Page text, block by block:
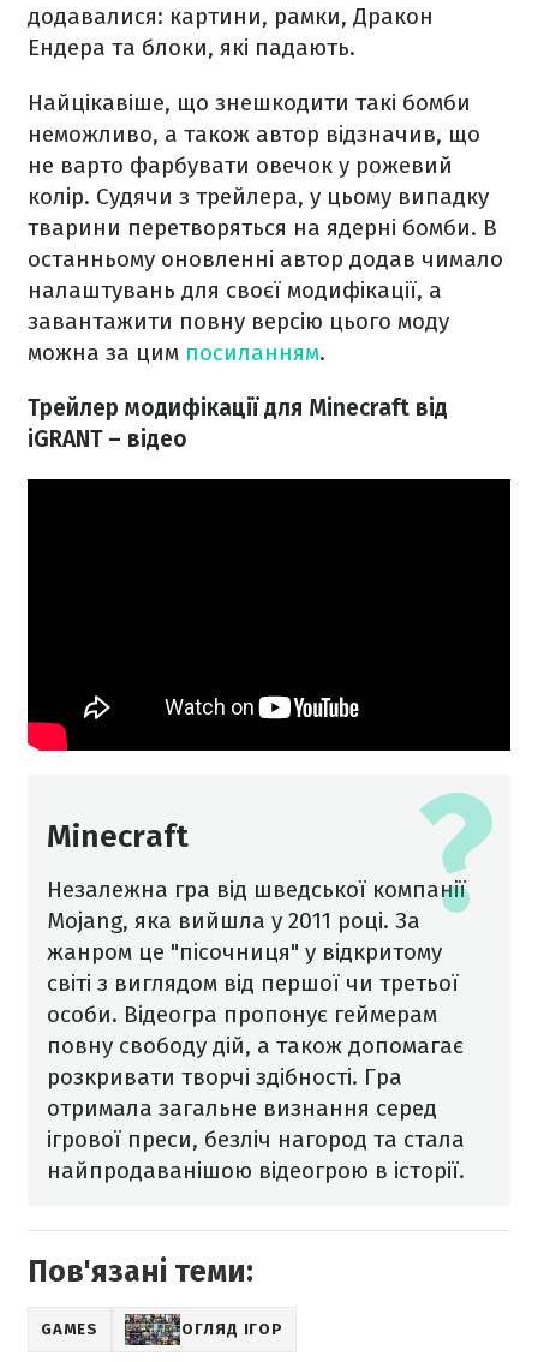
додавалися: картини, рамки, Дракон
Ендера та блоки, які падають.
Найцікавіше, що знешкодити такі бомби
неможливо, а також автор відзначив, що
не варто фарбувати овечок у рожевий
колір. Судячи з трейлера, у цьому випадку
тварини перетворяться на ядерні бомби. В
останньому оновленні автор додав чимало
налаштувань для своєї модифікації, а
завантажити повну версію цього моду
можна за цим посиланням.
Трейлер модифікації для Minecraft від
iGRANT – відео
Minecraft
Незалежна гра від шведської компанії
Mojang, яка вийшла у 2011 році. За
жанром це "пісочниця" у відкритому
світі з виглядом від першої чи третьої
особи. Відеогра пропонує геймерам
повну свободу дій, а також допомагає
розкривати творчі здібності. Гра
отримала загальне визнання серед
ігрової преси, безліч нагород та стала
найпродаванішою відеогрою в історії.
Пов'язані теми:
GAMES ОГЛЯД ІГОР